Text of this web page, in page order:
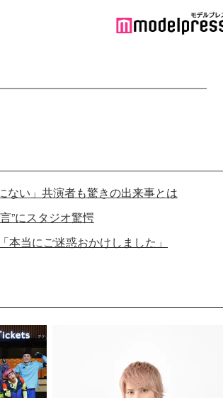
ない」共演者も驚きの出来事とは
”にスタジオ驚愕
本当にご迷惑おかけしました」